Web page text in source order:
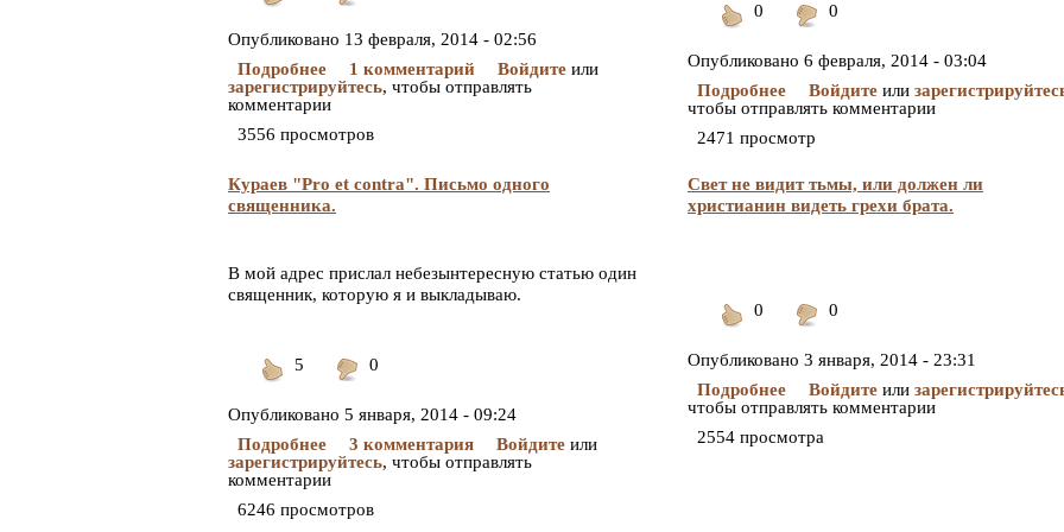
понравилось
Опубликовано 13 февраля, 2014 - 02:56
Подробнее
1 комментарий Войдитеили
зарегистрируйтесь, чтобы отправлять
комментарии
3556 просмотров
0
понравилось
0
Опубликовано 6 февраля, 2014 - 03:04
Подробнее
Войдитеили
чтобы отправлять комментарии
2471 просмотр
Кураев "Pro et contra". Письмо одного
священника.
В мой адрес прислал небезынтересную статью один
священник, которую я и выкладываю.
5
понравилось
0
Опубликовано 5 января, 2014 - 09:24
Подробнее
3 комментария Войдитеили
зарегистрируйтесь, чтобы отправлять
комментарии
6246 просмотров
Свет не видит тьмы, или должен ли
христианин видеть грехи брата.
0
понравилось
0
Опубликовано 3 января, 2014 - 23:31
Подробнее
Войдитеили
чтобы отправлять комментарии
2554 просмотра